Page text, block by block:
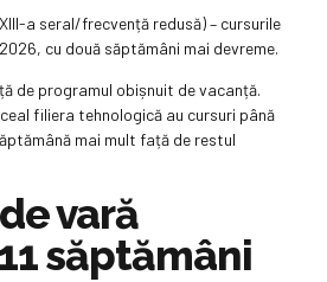
a seral/frecvență redusă) – cursurile
cu două săptămâni mai devreme.
de programul obișnuit de vacanță.
filiera tehnologică au cursuri până
mai mult față de restul
vară
săptămâni